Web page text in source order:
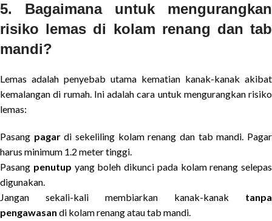
5. Bagaimana untuk mengurangkan
risiko lemas di kolam renang dan tab
mandi?
Lemas adalah penyebab utama kematian kanak-kanak akibat
kemalangan di rumah. Ini adalah cara untuk mengurangkan risiko
lemas:
Pasang pagardi sekeliling kolam renang dan tab mandi. Pagar
harus minimum 1.2 meter tinggi.
Pasang penutup yang boleh dikunci pada kolam renang selepas
digunakan.
Jangan sekali-kali membiarkan kanak-kanak tanpa
pengawasan di kolam renang atau tab mandi.